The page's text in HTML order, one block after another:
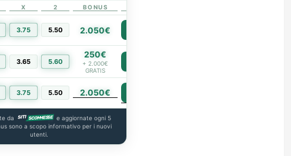
X 2 BONUS
3.75 5.50 2.050€
3.65 5.60
250€
+ 2.000€
GRATIS
3.75 5.50 2.050€
da
e aggiornate ogni 5
sono a scopo informativo per i nuovi
utenti.